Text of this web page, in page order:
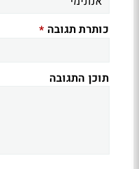
כותרת תגובה *
תוכן התגובה